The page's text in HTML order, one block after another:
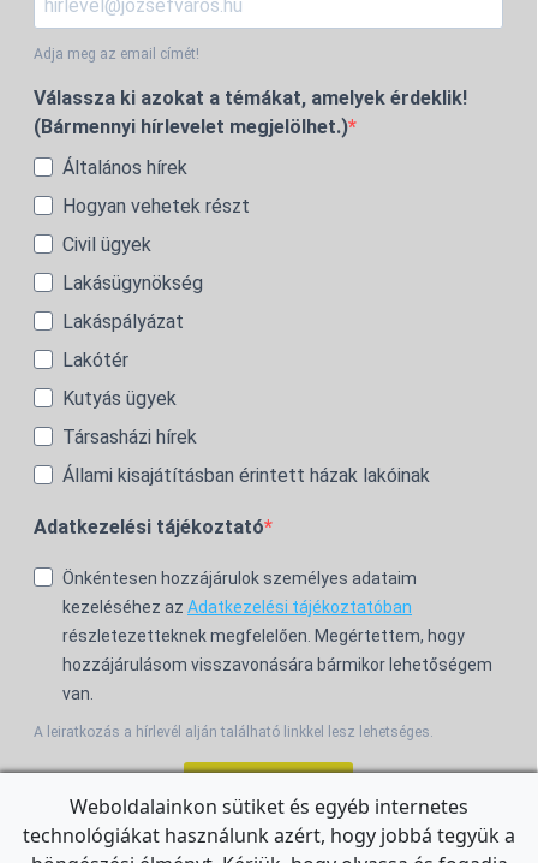
Adja meg az email címét!
Válassza ki azokat a témákat, amelyek érdeklik!
(Bármennyi hírlevelet megjelölhet.)
Általános hírek
Hogyan vehetek részt
Civil ügyek
Lakásügynökség
Lakáspályázat
Lakótér
Kutyás ügyek
Társasházi hírek
Állami kisajátításban érintett házak lakóinak
Adatkezelési tájékoztató
Önkéntesen hozzájárulok személyes adataim
kezeléséhez az Adatkezelési tájékoztatóban
részletezetteknek megfelelően. Megértettem, hogy
hozzájárulásom visszavonására bármikor lehetőségem
van.
A leiratkozás a hírlevél alján található linkkel lesz lehetséges.
For the English Newsletter, clickHERE.
Weboldalainkon sütiket és egyéb internetes
technológiákat használunk azért, hogy jobbá tegyük a